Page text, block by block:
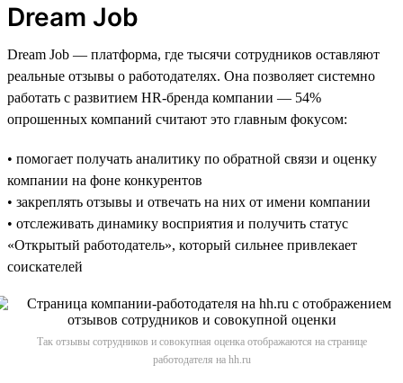
Dream Job
Dream Job — платформа, где тысячи сотрудников оставляют
реальные отзывы о работодателях. Она позволяет системно
работать с развитием HR-бренда компании — 54%
опрошенных компаний считают это главным фокусом:
• помогает получать аналитику по обратной связи и оценку
компании на фоне конкурентов
• закреплять отзывы и отвечать на них от имени компании
• отслеживать динамику восприятия и получить статус
«Открытый работодатель», который сильнее привлекает
соискателей
Так отзывы сотрудников и совокупная оценка отображаются на странице
работодателя на hh.ru